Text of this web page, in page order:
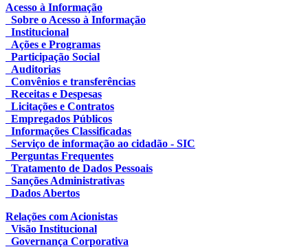
Acesso à Informação
Sobre o Acesso à Informação
Institucional
Ações e Programas
Participação Social
Auditorias
Convênios e transferências
Receitas e Despesas
Licitações e Contratos
Empregados Públicos
Informações Classificadas
Serviço de informação ao cidadão - SIC
Perguntas Frequentes
Tratamento de Dados Pessoais
Sanções Administrativas
Dados Abertos
Relações com Acionistas
Visão Institucional
Governança Corporativa